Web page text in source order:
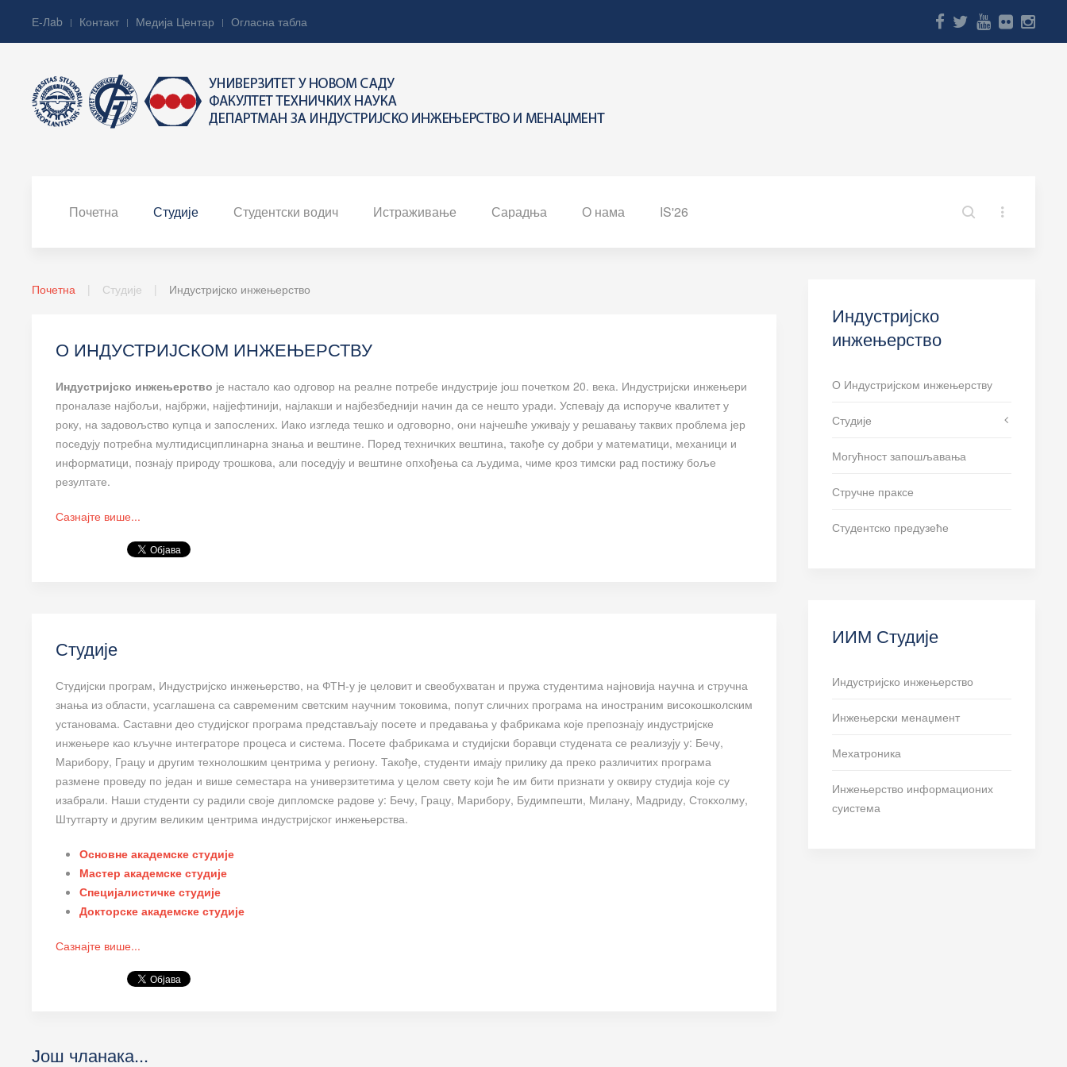
Е-Лab Контакт Медија Центар Огласна табла
Почетна Студије Студентски водич Истраживање Сарадња О нама IS'26
Почетна Студије Индустријско инжењерство
О ИНДУСТРИЈСКОМ ИНЖЕЊЕРСТВУ
Индустријско инжењерство је настало као одговор на реалне потребе индустрије још почетком 20. века. Индустријски инжењери
проналазе најбољи, најбржи, најјефтинији, најлакши и најбезбеднији начин да се нешто уради. Успевају да испоруче квалитет у
року, на задовољство купца и запослених. Иако изгледа тешко и одговорно, они најчешће уживају у решавању таквих проблема јер
поседују потребна мултидисциплинарна знања и вештине. Поред техничких вештина, такође су добри у математици, механици и
информатици, познају природу трошкова, али поседују и вештине опхођења са људима, чиме кроз тимски рад постижу боље
резултате.
Сазнајте више...
Студије
Студијски програм, Индустријско инжењерство, на ФТН-у је целовит и свеобухватан и пружа студентима најновија научна и стручна
знања из области, усаглашена са савременим светским научним токовима, попут сличних програма на иностраним високошколским
установама. Саставни део студијског програма представљају посете и предавања у фабрикама које препознају индустријске
инжењере као кључне интеграторе процеса и система. Посете фабрикама и студијски боравци студената се реализују у: Бечу,
Марибору, Грацу и другим технолошким центрима у региону. Такође, студенти имају прилику да преко различитих програма
размене проведу по један и више семестара на универзитетима у целом свету који ће им бити признати у оквиру студија које су
изабрали. Наши студенти су радили своје дипломске радове у: Бечу, Грацу, Марибору, Будимпешти, Милану, Мадриду, Стокхолму,
Штутгарту и другим великим центрима индустријског инжењерства.
Основне академске студије
Мастер академске студије
Специјалистичке студије
Докторске академске студије
Сазнајте више...
Још чланака...
Индустријско
инжењерство
О Индустријском инжењерству
Студије
Могућност запошљавања
Стручне праксе
Студентско предузеће
ИИМ Студије
Индустријско инжењерство
Инжењерски менаџмент
Мехатроника
Инжењерство информационих
суистема